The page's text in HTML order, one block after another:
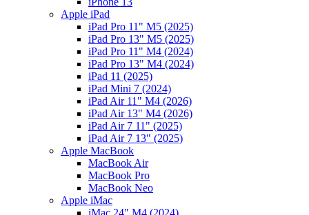
Apple iPad
iPad Pro 11" M5 (2025)
iPad Pro 13" M5 (2025)
iPad Pro 11" M4 (2024)
iPad Pro 13" M4 (2024)
iPad 11 (2025)
iPad Mini 7 (2024)
iPad Air 11" M4 (2026)
iPad Air 13" M4 (2026)
iPad Air 7 11" (2025)
iPad Air 7 13" (2025)
Apple MacBook
MacBook Air
MacBook Pro
MacBook Neo
Apple iMac
iMac 24" M4 (2024)